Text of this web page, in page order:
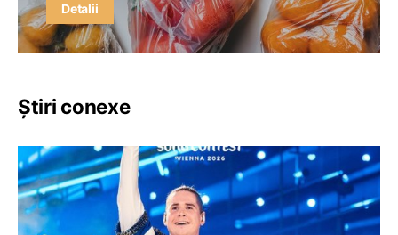
Detalii
Știri conexe